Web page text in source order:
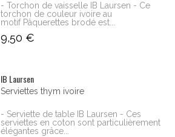
- Torchon de vaisselle IB Laursen - Ce
torchon de couleur ivoire au
motif Pâquerettes brodé est...
9,50 €
IB Laursen
Serviettes thym ivoire
- Serviette de table IB Laursen - Ces
serviettes en coton sont particulièrement
élégantes grâce...